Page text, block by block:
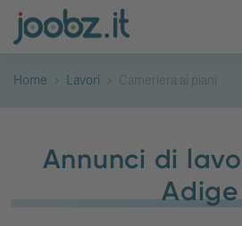
Home Lavori Cameriera ai piani
Annunci di
Adige